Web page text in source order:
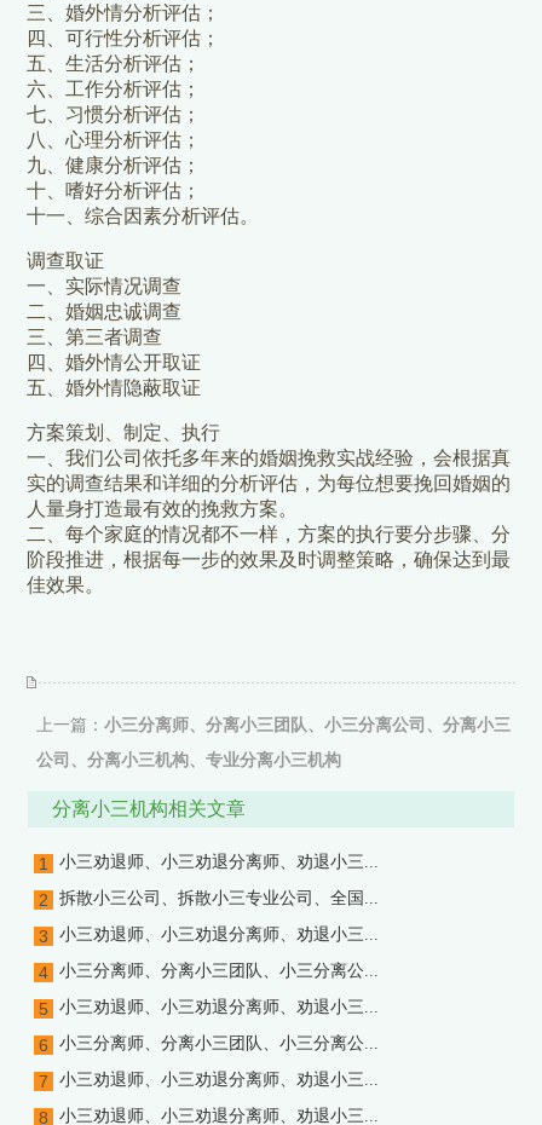
三、婚外情分析评估；
四、可行性分析评估；
五、生活分析评估；
六、工作分析评估；
七、习惯分析评估；
八、心理分析评估；
九、健康分析评估；
十、嗜好分析评估；
十一、综合因素分析评估。
调查取证
一、实际情况调查
二、婚姻忠诚调查
三、第三者调查
四、婚外情公开取证
五、婚外情隐蔽取证
方案策划、制定、执行
一、我们公司依托多年来的婚姻挽救实战经验，会根据真
实的调查结果和详细的分析评估，为每位想要挽回婚姻的
人量身打造最有效的挽救方案。
二、每个家庭的情况都不一样，方案的执行要分步骤、分
阶段推进，根据每一步的效果及时调整策略，确保达到最
佳效果。
上一篇： 小三分离师、分离小三团队、小三分离公司、分离小三
公司、分离小三机构、专业分离小三机构
下一篇： 小三劝退师、小三劝退分离师、劝退小三公司、小三劝
分离小三机构相关文章
1 小三劝退师、小三劝退分离师、劝退小三...
2 拆散小三公司、拆散小三专业公司、全国...
3 小三劝退师、小三劝退分离师、劝退小三...
4 小三分离师、分离小三团队、小三分离公...
5 小三劝退师、小三劝退分离师、劝退小三...
6 小三分离师、分离小三团队、小三分离公...
7 小三劝退师、小三劝退分离师、劝退小三...
8 小三劝退师、小三劝退分离师、劝退小三...